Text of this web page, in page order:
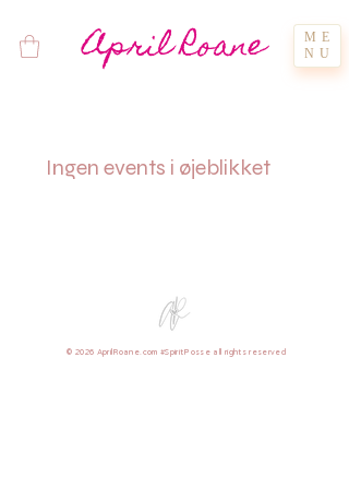
April Roane
ME
NU
Ingen events i øjeblikket
© 2026 AprilRoane.com #SpiritPosse all rights reserved